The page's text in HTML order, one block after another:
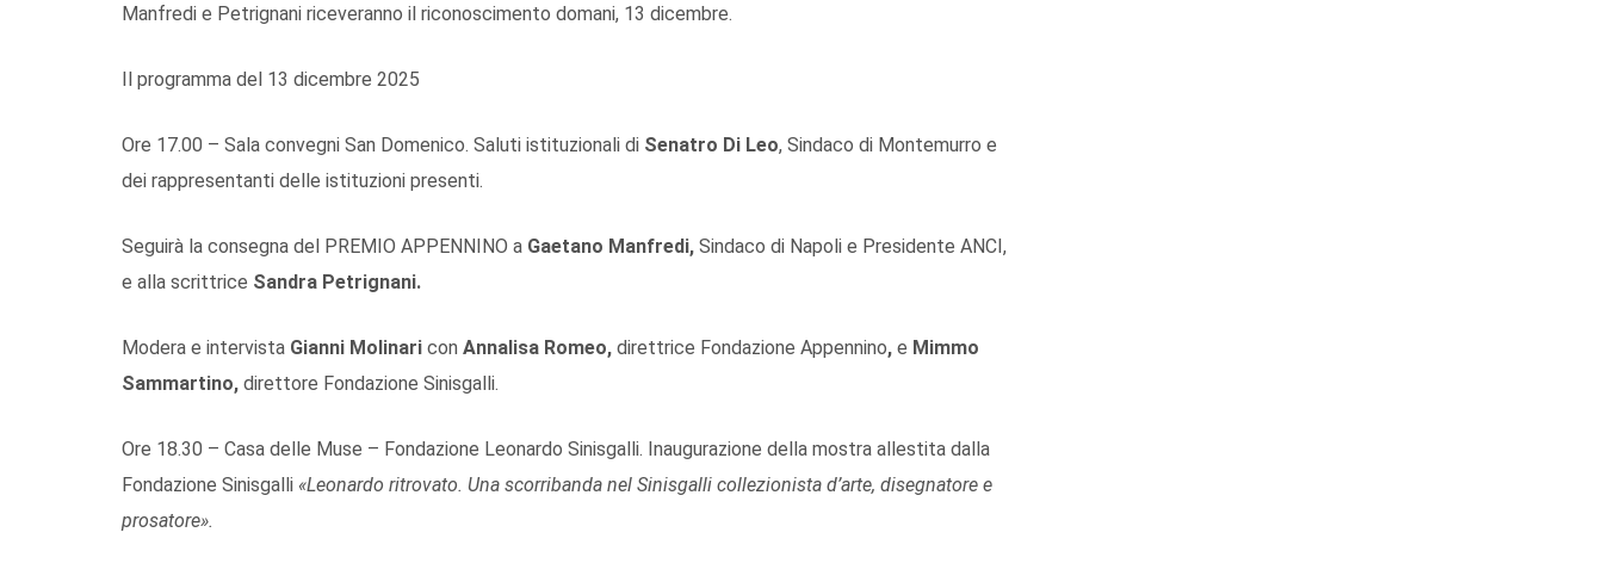
Manfredi e Petrignani riceveranno il riconoscimento domani, 13 dicembre.
Il programma del 13 dicembre 2025
Ore 17.00 – Sala convegni San Domenico. Saluti istituzionali di Senatro Di Leo, Sindaco di Montemurro e
dei rappresentanti delle istituzioni presenti.
Seguirà la consegna del PREMIO APPENNINO a Gaetano Manfredi, Sindaco di Napoli e Presidente ANCI,
e alla scrittrice Sandra Petrignani.
Modera e intervista Gianni Molinari con Annalisa Romeo, direttrice Fondazione Appennino, e Mimmo
Sammartino, direttore Fondazione Sinisgalli.
Ore 18.30 – Casa delle Muse – Fondazione Leonardo Sinisgalli. Inaugurazione della mostra allestita dalla
Fondazione Sinisgalli «Leonardo ritrovato. Una scorribanda nel Sinisgalli collezionista d’arte, disegnatore e
prosatore».